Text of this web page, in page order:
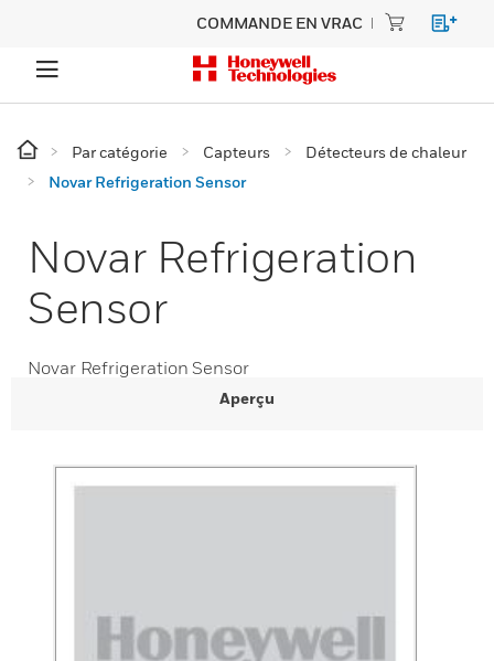
COMMANDE EN VRAC
Par catégorie Capteurs
Détecteurs de chaleur
Novar Refrigeration Sensor
Novar Refrigeration
Sensor
Novar Refrigeration Sensor
Aperçu